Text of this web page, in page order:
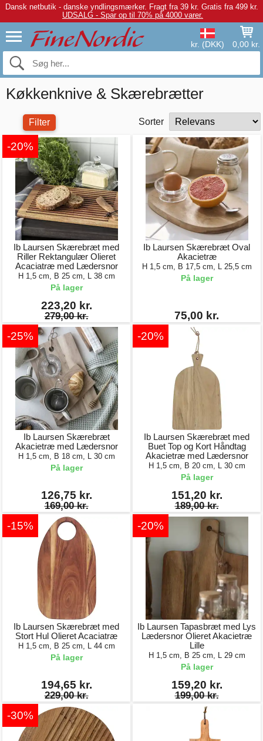
Dansk netbutik - danske yndlingsmærker. Fragt fra 39 kr. Gratis fra 499 kr.
UDSALG - Spar op til 70% på 4000 varer.
kr. (DKK) 0,00 kr.
Køkkenknive & Skærebrætter
Filter Sorter
-20%
Ib Laursen Skærebræt med
Riller Rektangulær Olieret
Acaciatræ med Lædersnor
H 1,5 cm, B 25 cm, L 38 cm
På lager
223,20 kr.
279,00 kr.
Ib Laursen Skærebræt Oval
Akacietræ
H 1,5 cm, B 17,5 cm, L 25,5 cm
På lager
75,00 kr.
-25%
Ib Laursen Skærebræt
Akacietræ med Lædersnor
H 1,5 cm, B 18 cm, L 30 cm
På lager
126,75 kr.
169,00 kr.
-20%
Ib Laursen Skærebræt med
Buet Top og Kort Håndtag
Akacietræ med Lædersnor
H 1,5 cm, B 20 cm, L 30 cm
På lager
151,20 kr.
189,00 kr.
-15%
Ib Laursen Skærebræt med
Stort Hul Olieret Acaciatræ
H 1,5 cm, B 25 cm, L 44 cm
På lager
194,65 kr.
229,00 kr.
-20%
Ib Laursen Tapasbræt med Lys
Lædersnor Olieret Akacietræ
Lille
H 1,5 cm, B 25 cm, L 29 cm
På lager
159,20 kr.
199,00 kr.
-30%